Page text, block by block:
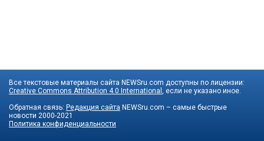
Все текстовые материалы сайта NEWSru.com доступны по лицензии:
Creative Commons Attribution 4.0 International
, если не указано иное.
Обратная связь: Редакция сайта NEWSru.com – самые быстрые
новости 2000-2021
Политика конфиденциальности